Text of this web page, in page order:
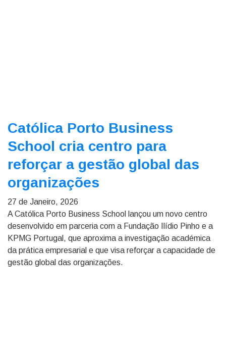
Católica Porto Business
School cria centro para
reforçar a gestão global das
organizações
27 de Janeiro, 2026
A Católica Porto Business School lançou um novo centro
desenvolvido em parceria com a Fundação Ilídio Pinho e a
KPMG Portugal, que aproxima a investigação académica
da prática empresarial e que visa reforçar a capacidade de
gestão global das organizações.